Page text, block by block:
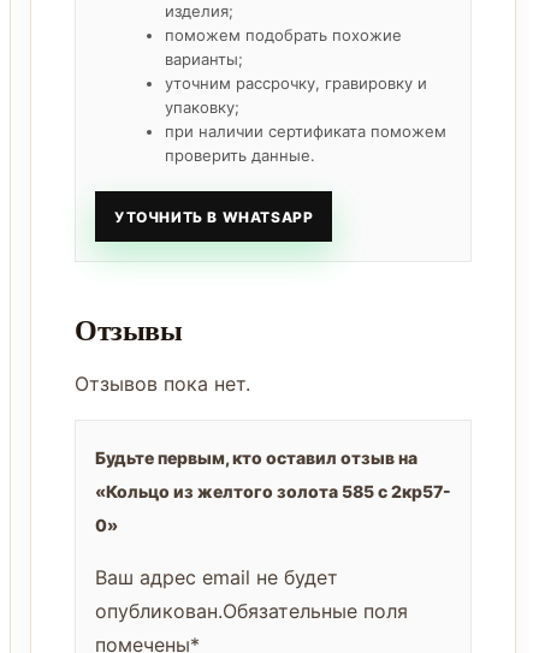
изделия;
поможем подобрать похожие
варианты;
уточним рассрочку, гравировку и
упаковку;
при наличии сертификата поможем
проверить данные.
УТОЧНИТЬ В WHATSAPP
Отзывы
Отзывов пока нет.
Будьте первым, кто оставил отзыв на
«Кольцо из желтого золота 585 с 2кр57-
0»
Ваш адрес email не будет
опубликован.Обязательные поля
помечены*